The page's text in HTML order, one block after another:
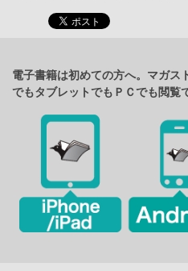
電子書籍は初めての方へ。マガス
でもタブレットでもＰＣでも閲覧